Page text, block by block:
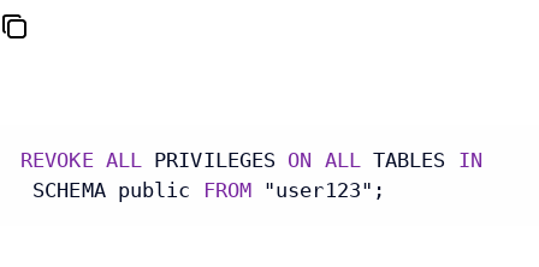
REVOKE ALL PRIVILEGES ON ALL TABLES IN
SCHEMA public
FROM "user123";